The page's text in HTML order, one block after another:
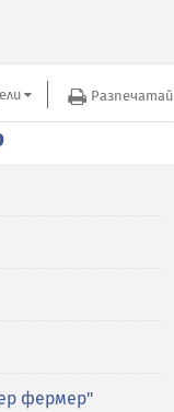
Разпечатай
фермер"